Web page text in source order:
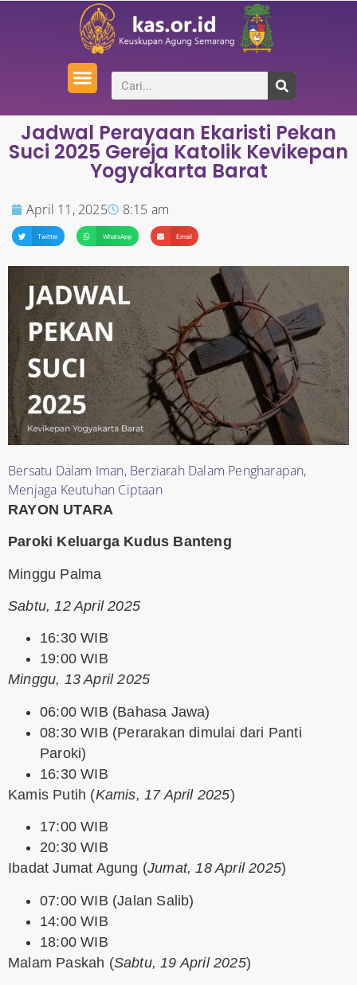
Jadwal Perayaan Ekaristi Pekan
Suci 2025 Gereja Katolik Kevikepan
Yogyakarta Barat
April 11, 2025 8:15 am
Twitter WhatsApp Email
Bersatu Dalam Iman, Berziarah Dalam Pengharapan,
Menjaga Keutuhan Ciptaan
RAYON UTARA
Paroki Keluarga Kudus Banteng
Minggu Palma
Sabtu, 12 April 2025
16:30 WIB
19:00 WIB
Minggu, 13 April 2025
06:00 WIB (Bahasa Jawa)
08:30 WIB (Perarakan dimulai dari Panti
Paroki)
16:30 WIB
Kamis Putih (Kamis, 17 April 2025)
17:00 WIB
20:30 WIB
Ibadat Jumat Agung (Jumat, 18 April 2025)
07:00 WIB (Jalan Salib)
14:00 WIB
18:00 WIB
Malam Paskah (Sabtu, 19 April 2025)